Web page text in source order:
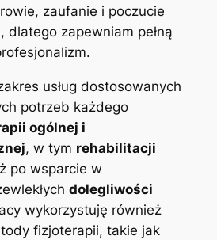
zaufanie i poczucie
dlatego zapewniam pełną
usług dostosowanych
potrzeb każdego
ogólnej i
, w tym rehabilitacji
po wsparcie w
dolegliwości
wykorzystuję również
fizjoterapii, takie jak